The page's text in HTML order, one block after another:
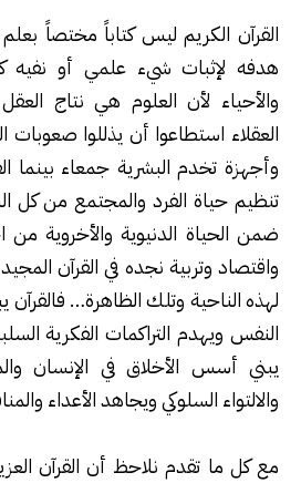
القرآن الكريم ليس كتاباً مختصاً
هدفه لإثبات شيء علمي أو نفيه
والأحياء لأن العلوم هي نتاج
العقلاء استطاعوا أن يذللوا صعوبات
وأجهزة تخدم البشرية جمعاء بينما
تنظيم حياة الفرد والمجتمع من كل
ضمن الحياة الدنيوية والأخروية
واقتصاد وتربية نجده في القرآن
لهذه الناحية وتلك الظاهرة… فالقرآن
النفس ويهدم التراكمات الفكرية
يبني أسس الأخلاق في الإنسان
والالتواء السلوكي ويجاهد الأعداء
مع كل ما تقدم نلاحظ أن القرآن